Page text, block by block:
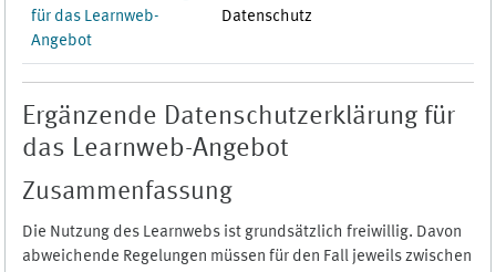
für das Learnweb-
Angebot
Datenschutz
Ergänzende Datenschutzerklärung für
das Learnweb-Angebot
Zusammenfassung
Die Nutzung des Learnwebs ist grundsätzlich freiwillig. Davon
abweichende Regelungen müssen für den Fall jeweils zwischen